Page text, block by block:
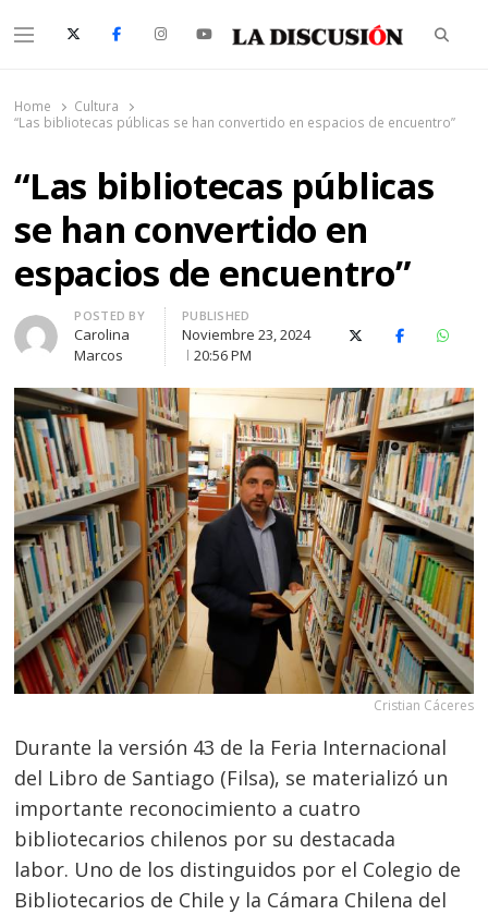
Menu
Home
Cultura
“Las bibliotecas públicas se han convertido en espacios de encuentro”
“Las bibliotecas públicas
se han convertido en
espacios de encuentro”
Author
POSTED BY
Carolina
Marcos
PUBLISHED
Noviembre 23, 2024
20:56 PM
X (Twitter)Facebook
Cristian Cáceres
Durante la versión 43 de la Feria Internacional
del Libro de Santiago (Filsa), se materializó un
importante reconocimiento a cuatro
bibliotecarios chilenos por su destacada
labor. Uno de los distinguidos por el Colegio de
Bibliotecarios de Chile y la Cámara Chilena del